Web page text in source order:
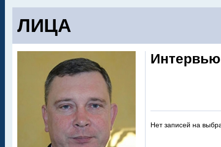
ЛИЦА
Интервью
Нет записей на